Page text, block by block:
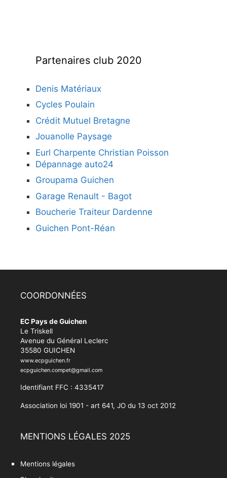
Partenaires club 2020
Denis Matériaux
Cycles Poulain
Crédit Mutuel Bretagne
Jouanolle Paysage
Eurl Charpente Christian Poisson
Dépannage auto24
Groupama Guichen
Garage Renault - Bagot
Boucherie Traiteur Dardenne
Guichen Pont-Réan
COORDONNÉES
EC Pays de Guichen
Le Triskell
Avenue du Général Leclerc
35580 GUICHEN
www.ecpguichen.fr
ecpguichen.compet@gmail.com
Identifiant FFC : 4335417
Association loi 1901 - art 641, JO du 13 oct 2012
MENTIONS LÉGALES 2025
Mentions légales